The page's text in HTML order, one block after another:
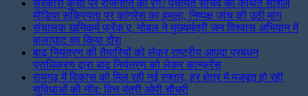
सरकारी कुर्सी पर राजनीति का रंग? पंचायत सचिव की कथित सोशल
मीडिया सक्रियता पर कांग्रेस का हमला, निष्पक्ष जांच की उठी मांग
संचालक खनिकर्म फ्रेंक ए. नोबल ने मुख्यमंत्री जन विश्वास अभियान में
बालाघाट का किया दौरा
बाढ़ नियंत्रण की तैयारियों को लेकर राष्ट्रीय आपदा प्रबंधन
प्राधिकरण द्वारा बाढ़ नियंत्रण को लेकर कान्फ्रेंस
रायगढ़ में विकास को मिल रही नई रफ्तार, हर क्षेत्र में मजबूत हो रही
सुविधाओं की नींव: वित्त मंत्री ओपी चौधरी